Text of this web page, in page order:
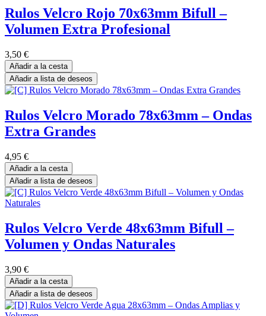
Rulos Velcro Rojo 70x63mm Bifull –
Volumen Extra Profesional
3,50 €
Añadir a la cesta
Añadir a lista de deseos
Rulos Velcro Morado 78x63mm – Ondas
Extra Grandes
4,95 €
Añadir a la cesta
Añadir a lista de deseos
Rulos Velcro Verde 48x63mm Bifull –
Volumen y Ondas Naturales
3,90 €
Añadir a la cesta
Añadir a lista de deseos